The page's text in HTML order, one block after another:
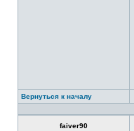
Вернуться к началу
faiver90